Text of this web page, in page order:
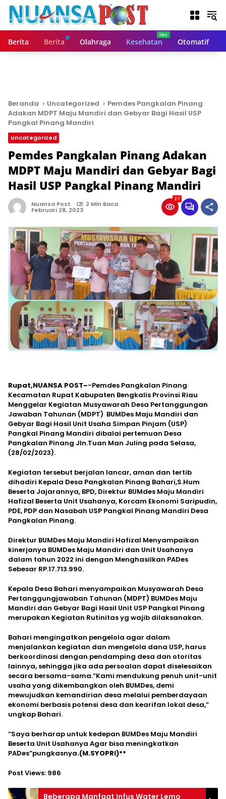
Berita Berita Olahraga Kesehatan Otomatif
Beranda Uncategorized
Pemdes Pangkalan Pinang
Adakan MDPT Maju Mandiri dan Gebyar Bagi Hasil USP
Pangkal Pinang Mandiri
Uncategorized
Pemdes Pangkalan Pinang Adakan
MDPT Maju Mandiri dan Gebyar Bagi
Hasil USP Pangkal Pinang Mandiri
Nuansa Post 2 Min Baca
Februari 28, 2023
27
Rupat,NUANSA POST–-Pemdes Pangkalan Pinang
Kecamatan Rupat Kabupaten Bengkalis Provinsi Riau
Menggelar Kegiatan Musyawarah Desa Pertanggungan
Jawaban Tahunan (MDPT) BUMDes Maju Mandiri dan
Gebyar Bagi Hasil Unit Usaha Simpan Pinjam (USP)
Pangkal Pinang Mandiri dibalai pertemuan Desa
Pangkalan Pinang Jln.Tuan Man Juling pada Selasa,
(28/02/2023).
Kegiatan tersebut berjalan lancar, aman dan tertib
dihadiri Kepala Desa Pangkalan Pinang Bahari,S.Hum
Beserta Jajarannya, BPD, Direktur BUMdes Maju Mandiri
Hafizal Beserta Unit Usahanya, Korcam Ekonomi Saripudin,
PDE, PDP dan Nasabah USP Pangkal Pinang Mandiri Desa
Pangkalan Pinang.
Direktur BUMDes Maju Mandiri Hafizal Menyampaikan
kinerjanya BUMDes Maju Mandiri dan Unit Usahanya
dalam tahun 2022 ini dengan Menghasilkan PADes
Sebesar RP.17.713.990.
Kepala Desa Bahari menyampaikan Musyawarah Desa
Pertanggungjawaban Tahunan (MDPT) BUMDes Maju
Mandiri dan Gebyar Bagi Hasil Unit USP Pangkal Pinang
merupakan Kegiatan Rutinitas yg wajib dilaksanakan.
Bahari mengingatkan pengelola agar dalam
menjalankan kegiatan dan mengelola dana USP, harus
berkoordinasi dengan pendamping desa dan otoritas
lainnya, sehingga jika ada persoalan dapat diselesaikan
secara bersama-sama.”Kami mendukung penuh unit-unit
usaha yang dikembangkan oleh BUMDes, demi
mewujudkan kemandirian desa melalui pemberdayaan
ekonomi berbasis potensi desa dan kearifan lokal desa,”
ungkap Bahari.
“Saya berharap untuk kedepan BUMDes Maju Mandiri
Beserta Unit Usahanya Agar bisa meningkatkan
PADes”pungkasnya.(M.SYOPRI)**
Post Views: 986
Beberapa Manfaat Infus Water Lemo